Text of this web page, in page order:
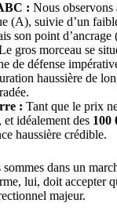
: Nous observons
(A), suivie d’un
son point d’ancrage
gros morceau se
de défense
haussière de
: Tant que le prix
, et idéalement des 100
haussière crédible.
dans un
lui, doit accepter
majeur.